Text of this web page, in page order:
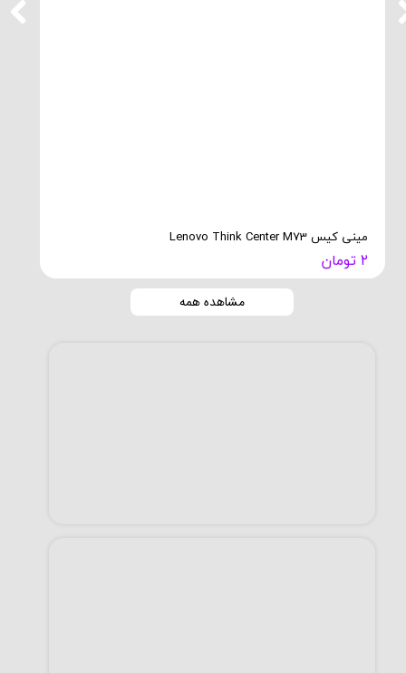
مینی کیس Lenovo Think Center M73
۲ تومان
مشاهده همه